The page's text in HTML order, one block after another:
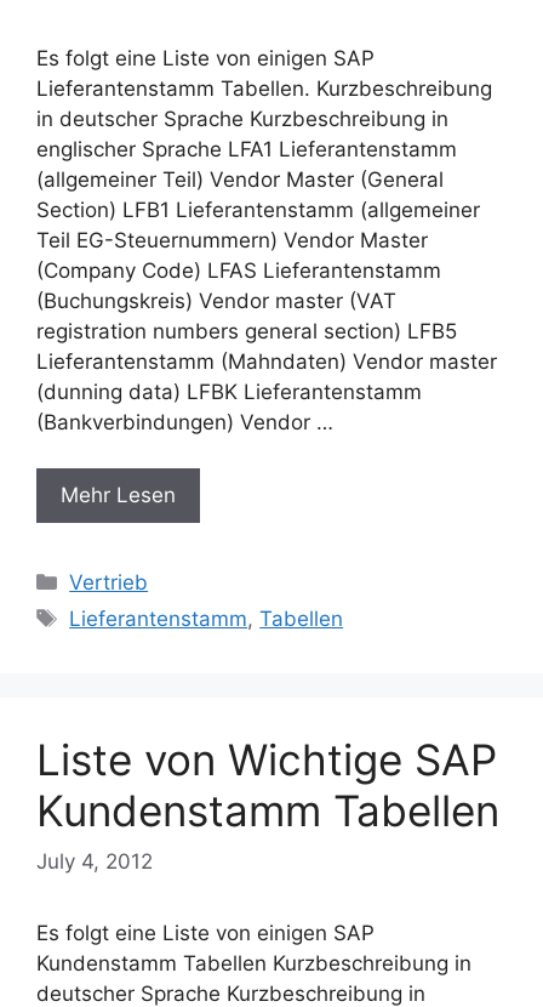
Es folgt eine Liste von einigen SAP
Lieferantenstamm Tabellen. Kurzbeschreibung
in deutscher Sprache Kurzbeschreibung in
englischer Sprache LFA1 Lieferantenstamm
(allgemeiner Teil) Vendor Master (General
Section) LFB1 Lieferantenstamm (allgemeiner
Teil EG-Steuernummern) Vendor Master
(Company Code) LFAS Lieferantenstamm
(Buchungskreis) Vendor master (VAT
registration numbers general section) LFB5
Lieferantenstamm (Mahndaten) Vendor master
(dunning data) LFBK Lieferantenstamm
(Bankverbindungen) Vendor …
Mehr Lesen
Categories
Vertrieb
Tags
Lieferantenstamm,Tabellen
Liste von Wichtige SAP
Kundenstamm Tabellen
July 4, 2012
Es folgt eine Liste von einigen SAP
Kundenstamm Tabellen Kurzbeschreibung in
deutscher Sprache Kurzbeschreibung in